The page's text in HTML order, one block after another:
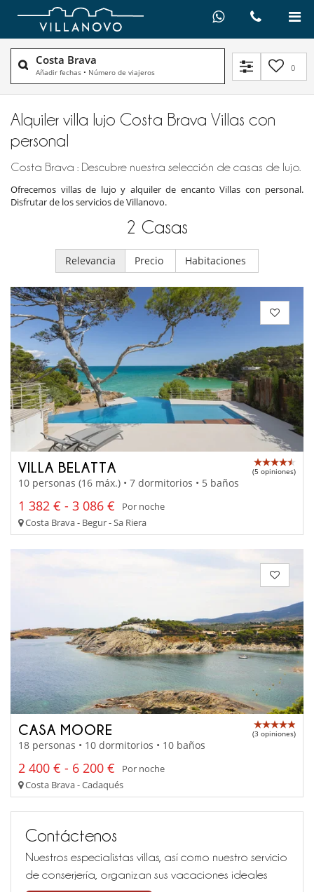
Costa Brava
Añadir fechas • Número de viajeros 0
Alquiler villa lujo Costa Brava Villas con
personal
Costa Brava : Descubre nuestra selección de casas de lujo.
Ofrecemos villas de lujo y alquiler de encanto Villas con personal.
Disfrutar de los servicios de Villanovo.
2 Casas
Relevancia Precio Habitaciones
VILLA BELATTA (5 opiniones)
10 personas (16 máx.) • 7 dormitorios • 5 baños
1 382 € - 3 086 €
Por noche
Costa Brava - Begur - Sa Riera
CASA MOORE (3 opiniones)
18 personas • 10 dormitorios • 10 baños
2 400 € - 6 200 €
Por noche
Costa Brava - Cadaqués
Contáctenos
Nuestros especialistas villas, así como nuestro servicio
de conserjería, organizan sus vacaciones ideales